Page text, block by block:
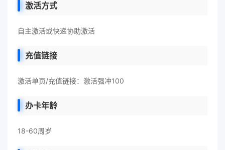
激活方式
自主激活或快递协助激活
充值链接
激活单页/充值链接：激活强冲100
办卡年龄
18-60周岁